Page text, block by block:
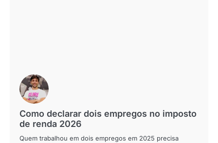
Como declarar dois empregos no imposto
de renda 2026
Quem trabalhou em dois empregos em 2025 precisa